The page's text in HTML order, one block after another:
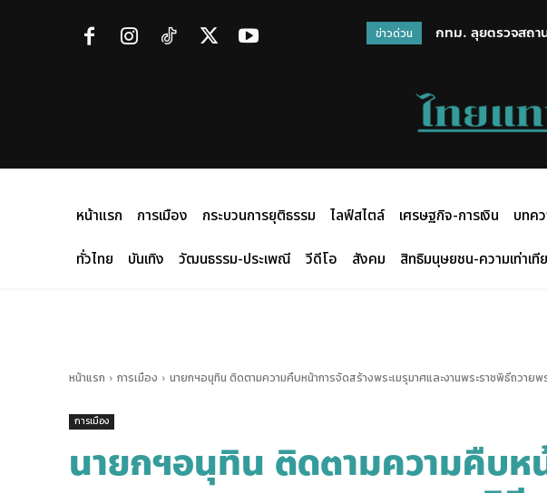
ข่าวด่วน
กทม. ลุยตรวจสถา
หน้าแรก การเมือง กระบวนการยุติธรรม ไลฟ์สไตล์ เศรษฐกิจ-การเงิน บทค
ทั่วไทย
บันเทิง วัฒนธรรม-ประเพณี วีดีโอ สังคม สิทธิมนุษยชน-ความเท่าเที
หน้าแรก การเมือง นายกฯอนุทิน ติดตามความคืบหน้าการจัดสร้างพระเมรุมาศและงานพระราชพิธีถวา
การเมือง
นายกฯอนุทิน ติดตามความคืบห